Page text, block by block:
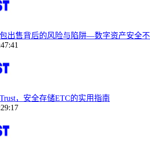
出售背后的风险与陷阱—数字资产安全
，安全存储ETC的实用指南